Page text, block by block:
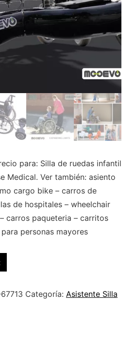
para: Silla de ruedas infantil
Medical. Ver también: asiento
cargo bike – carros de
de hospitales – wheelchair
carros paqueteria – carritos
personas mayores
Categoría: Asistente Silla